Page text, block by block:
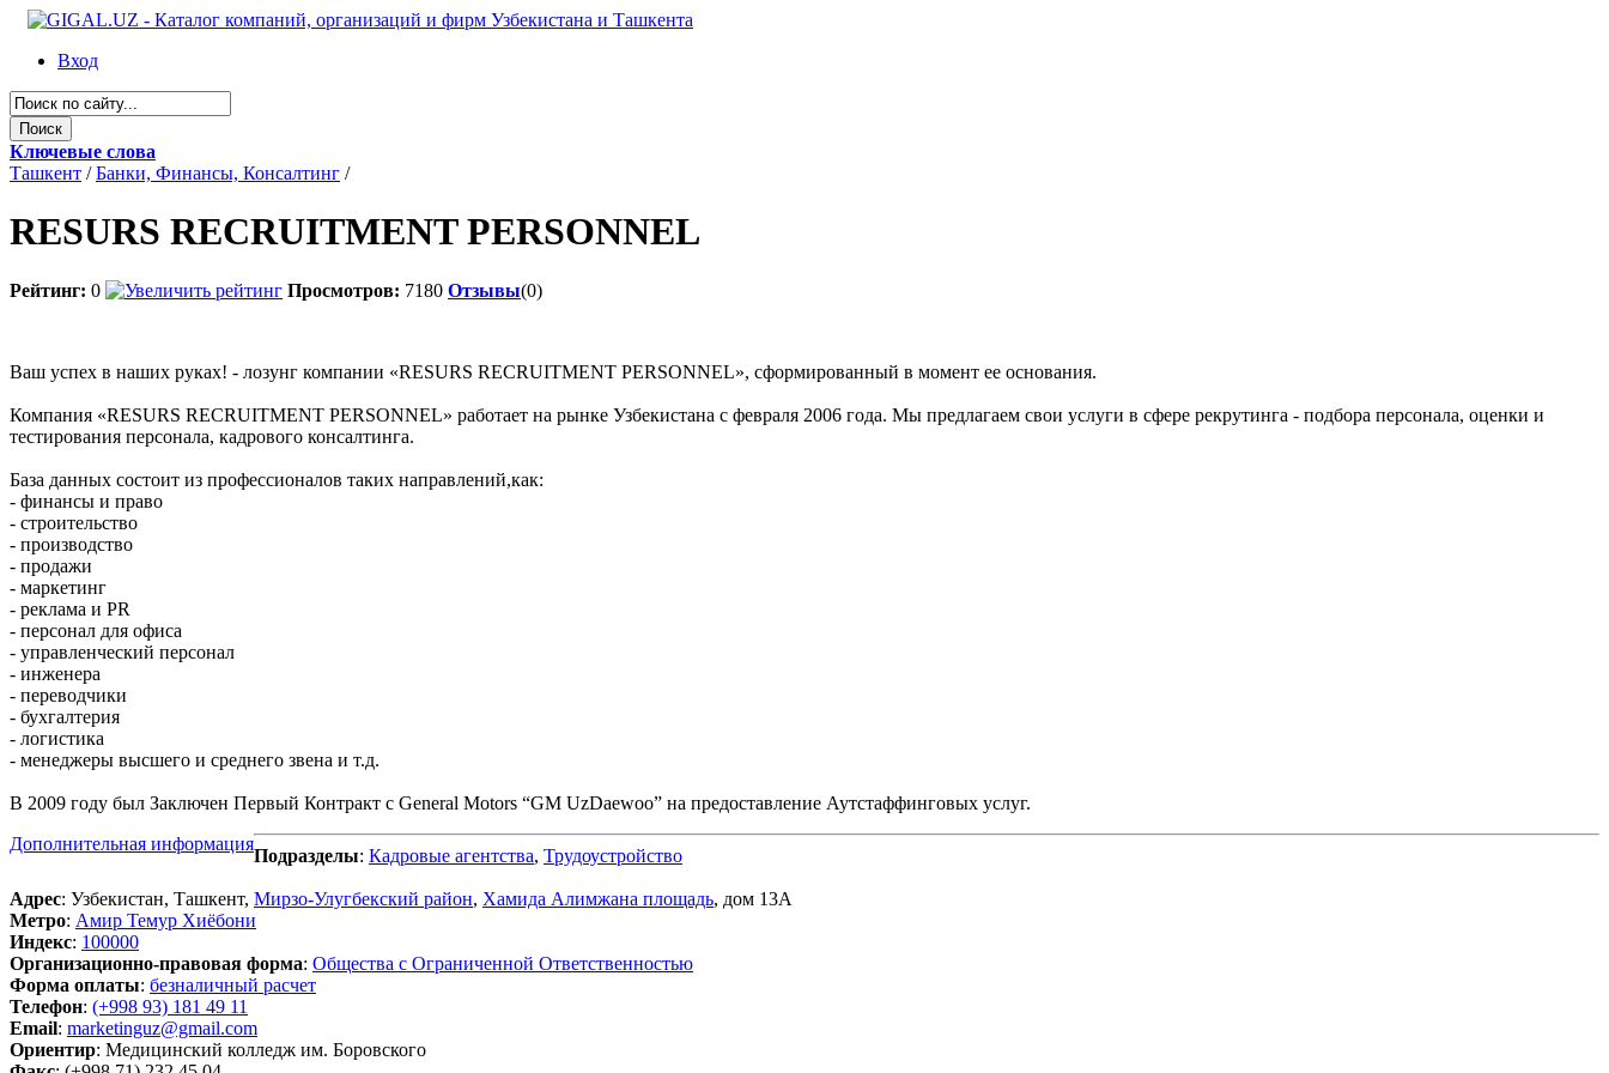
Вход
Ключевые слова
Ташкент / Банки, Финансы, Консалтинг /
RESURS RECRUITMENT PERSONNEL
Рейтинг: 0 Просмотров: 7180 Отзывы(0)
Ваш успех в наших руках! - лозунг компании «RESURS RECRUITMENT PERSONNEL», сформированный в момент ее основания.
Компания «RESURS RECRUITMENT PERSONNEL» работает на рынке Узбекистана с февраля 2006 года. Мы предлагаем свои услуги в сфере рекрутинга - подбора персонала, оценки и
тестирования персонала, кадрового консалтинга.
База данных состоит из профессионалов таких направлений,как:
- финансы и право
- строительство
- производство
- продажи
- маркетинг
- реклама и PR
- персонал для офиса
- управленческий персонал
- инженерa
- переводчики
- бухгалтерия
- логистика
- менеджеры высшего и среднего звена и т.д.
В 2009 году был Заключен Первый Контракт с General Motors “GM UzDaewoo” на предоставление Аутстаффинговых услуг.
Дополнительная информация
Подразделы: Кадровые агентства, Трудоустройство
Адрес: Узбекистан, Ташкент, Мирзо-Улугбекский район, Хамида Алимжана площадь, дом 13А
Метро: Амир Темур Хиёбони
Индекс: 100000
Организационно-правовая форма: Общества с Ограниченной Ответственностью
Форма оплаты: безналичный расчет
Телефон: (+998 93) 181 49 11
Email: marketinguz@gmail.com
Ориентир: Медицинский колледж им. Боровского